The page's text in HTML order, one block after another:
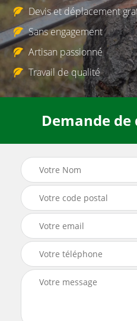
Devis et déplacement
Sans engagement
Artisan passionné
Travail de qualité
Demande